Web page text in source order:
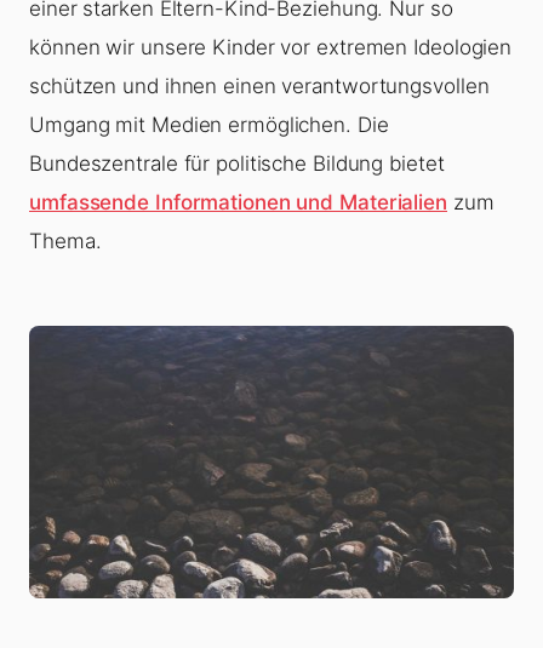
einer starken Eltern-Kind-Beziehung. Nur so
können wir unsere Kinder vor extremen Ideologien
schützen und ihnen einen verantwortungsvollen
Umgang mit Medien ermöglichen. Die
Bundeszentrale für politische Bildung bietet
umfassende Informationen und Materialien zum
Thema.